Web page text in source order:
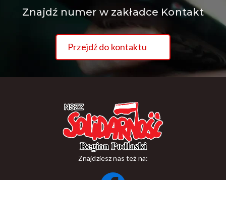
Znajdź numer w zakładce Kontakt
Przejdź do kontaktu
Znajdziesz nas też na: